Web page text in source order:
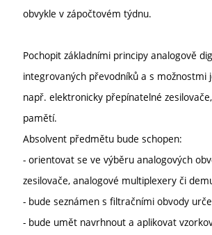
obvykle v zápočtovém týdnu.
Pochopit základními principy analogově
integrovaných převodníků a s
např. elektronicky přepínatelné
pamětí.
Absolvent předmětu bude schopen:
- orientovat se ve výběru analogových
zesilovače, analogové multiplexery či
- bude seznámen s filtračními obvody
- bude umět navrhnout a aplikovat